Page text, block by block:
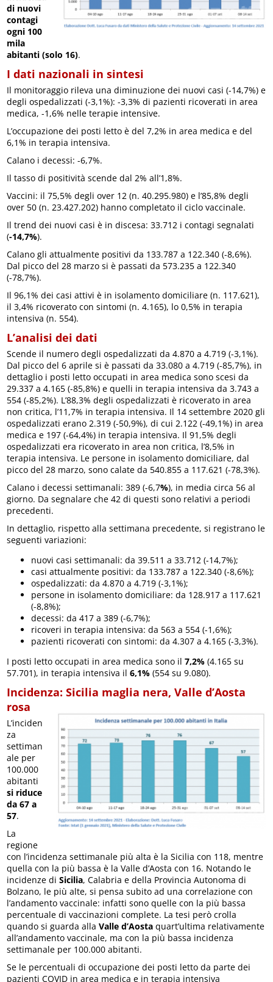
di nuovi
contagi
ogni 100
mila
abitanti (solo 16).
I dati nazionali in sintesi
Il monitoraggio rileva una diminuzione dei nuovi casi (-14,7%) e
degli ospedalizzati (-3,1%): -3,3% di pazienti ricoverati in area
medica, -1,6% nelle terapie intensive.
L’occupazione dei posti letto è del 7,2% in area medica e del
6,1% in terapia intensiva.
Calano i decessi: -6,7%.
Il tasso di positività scende dal 2% all’1,8%.
Vaccini: il 75,5% degli over 12 (n. 40.295.980) e l’85,8% degli
over 50 (n. 23.427.202) hanno completato il ciclo vaccinale.
Il trend dei nuovi casi è in discesa: 33.712 i contagi segnalati
(-14,7%).
Calano gli attualmente positivi da 133.787 a 122.340 (-8,6%).
Dal picco del 28 marzo si è passati da 573.235 a 122.340
(-78,7%).
Il 96,1% dei casi attivi è in isolamento domiciliare (n. 117.621),
il 3,4% ricoverato con sintomi (n. 4.165), lo 0,5% in terapia
intensiva (n. 554).
L’analisi dei dati
Scende il numero degli ospedalizzati da 4.870 a 4.719 (-3,1%).
Dal picco del 6 aprile si è passati da 33.080 a 4.719 (-85,7%), in
dettaglio i posti letto occupati in area medica sono scesi da
29.337 a 4.165 (-85,8%) e quelli in terapia intensiva da 3.743 a
554 (-85,2%). L’88,3% degli ospedalizzati è ricoverato in area
non critica, l’11,7% in terapia intensiva. Il 14 settembre 2020 gli
ospedalizzati erano 2.319 (-50,9%), di cui 2.122 (-49,1%) in area
medica e 197 (-64,4%) in terapia intensiva. Il 91,5% degli
ospedalizzati era ricoverato in area non critica, l’8,5% in
terapia intensiva. Le persone in isolamento domiciliare, dal
picco del 28 marzo, sono calate da 540.855 a 117.621 (-78,3%).
Calano i decessi settimanali: 389 (-6,7%), in media circa 56 al
giorno. Da segnalare che 42 di questi sono relativi a periodi
precedenti.
In dettaglio, rispetto alla settimana precedente, si registrano le
seguenti variazioni:
nuovi casi settimanali: da 39.511 a 33.712 (-14,7%);
casi attualmente positivi: da 133.787 a 122.340 (-8,6%);
ospedalizzati: da 4.870 a 4.719 (-3,1%);
persone in isolamento domiciliare: da 128.917 a 117.621
(-8,8%);
decessi: da 417 a 389 (-6,7%);
ricoveri in terapia intensiva: da 563 a 554 (-1,6%);
pazienti ricoverati con sintomi: da 4.307 a 4.165 (-3,3%).
I posti letto occupati in area medica sono il7,2% (4.165 su
57.701), in terapia intensiva il6,1% (554 su 9.080).
Incidenza: Sicilia maglia nera, Valle d’Aosta
rosa
L’inciden
za
settiman
ale per
100.000
abitanti
si riduce
da 67 a
57.
La
regione
con l’incidenza settimanale più alta è la Sicilia con 118, mentre
quella con la più bassa è la Valle d’Aosta con 16. Notando le
incidenze diSicilia, Calabria e della Provincia Autonoma di
Bolzano, le più alte, si pensa subito ad una correlazione con
l’andamento vaccinale: infatti sono quelle con la più bassa
percentuale di vaccinazioni complete. La tesi però crolla
quando si guarda allaValle d’Aosta quart’ultima relativamente
all’andamento vaccinale, ma con la più bassa incidenza
settimanale per 100.000 abitanti.
Se le percentuali di occupazione dei posti letto da parte dei
pazienti COVID in area medica e in terapia intensiva